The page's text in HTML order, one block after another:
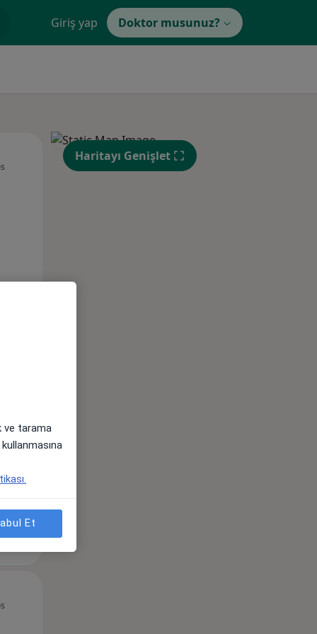
Giriş yap Doktor musunuz?
13 Ağustos
Cum,
14 Ağustos
Cmt,
15 Ağustos
Haritayı Genişlet
ve tarama
Et